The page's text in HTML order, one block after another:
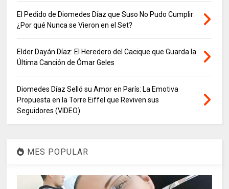
El Pedido de Diomedes Díaz que Suso No Pudo Cumplir:
¿Por qué Nunca se Vieron en el Set?
Elder Dayán Díaz: El Heredero del Cacique que Guarda la
Última Canción de Ómar Geles
Diomedes Díaz Selló su Amor en París: La Emotiva
Propuesta en la Torre Eiffel que Reviven sus
Seguidores (VIDEO)
MES POPULAR